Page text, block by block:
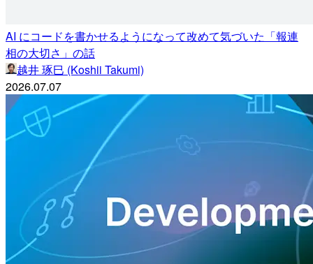
AI にコードを書かせるようになって改めて気づいた「報連
相の大切さ」の話
越井 琢巳 (Koshii Takumi)
2026.07.07